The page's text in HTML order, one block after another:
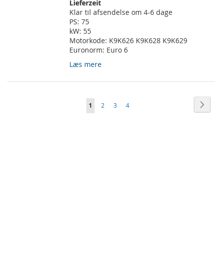
Lieferzeit
Klar til afsendelse om 4-6 dage
PS: 75
kW: 55
Motorkode: K9K626 K9K628 K9K629
Euronorm: Euro 6
Læs mere
Side
Du
1 Side
2 Side
3 Side
4